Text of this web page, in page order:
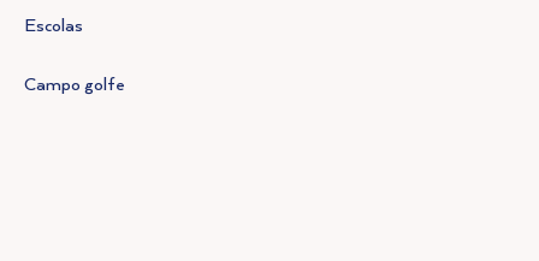
Escolas
Campo golfe